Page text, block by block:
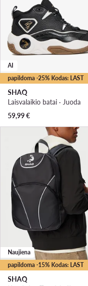
papildoma -25% Kodas: LAST
AI
SHAQ
Laisvalaikio batai · Juoda
59,99€
papildoma -15% Kodas: LAST
Naujiena
SHAQ